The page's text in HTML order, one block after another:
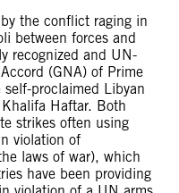
the conflict raging in
between forces and
recognized and UN-
(GNA) of Prime
proclaimed Libyan
Haftar. Both
strikes often using
violation of
laws of war), which
have been providing